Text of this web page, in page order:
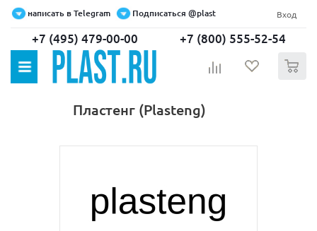
написать в Telegram Подписаться @plast Вход
+7 (495) 479-00-00 +7 (800) 555-52-54
Пластенг (Plasteng)